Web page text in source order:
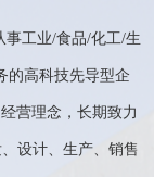
工业/食品/化工/生
的高科技先导型企
营理念，长期致力
设计、生产、销售